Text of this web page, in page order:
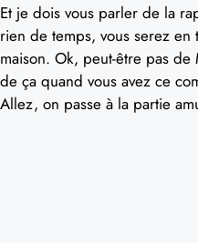
Et je dois vous parler de la
rien de temps, vous serez
maison. Ok, peut-être pas
de ça quand vous avez ce
Allez, on passe à la partie